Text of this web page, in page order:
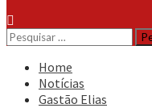
Pesquisar
por:
Home
Notícias
Gastão Elias